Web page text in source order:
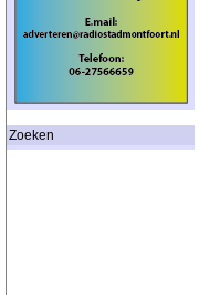
Zoeken